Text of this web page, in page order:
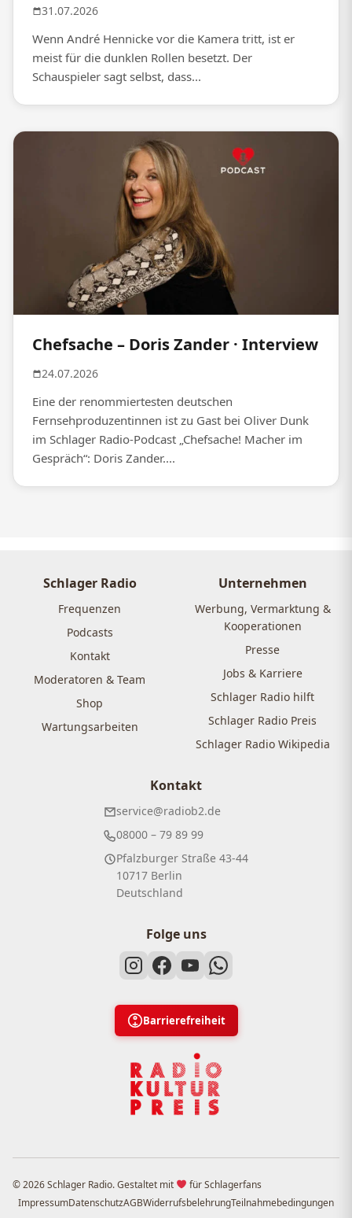
31.07.2026
Wenn André Hennicke vor die Kamera tritt, ist er
meist für die dunklen Rollen besetzt. Der
Schauspieler sagt selbst, dass...
Chefsache – Doris Zander · Interview
24.07.2026
Eine der renommiertesten deutschen
Fernsehproduzentinnen ist zu Gast bei Oliver Dunk
im Schlager Radio-Podcast „Chefsache! Macher im
Gespräch“: Doris Zander....
Schlager Radio
Frequenzen
Podcasts
Kontakt
Moderatoren & Team
Shop
Wartungsarbeiten
Unternehmen
Werbung, Vermarktung &
Kooperationen
Presse
Jobs & Karriere
Schlager Radio hilft
Schlager Radio Preis
Schlager Radio Wikipedia
Kontakt
service@radiob2.de
08000 – 79 89 99
Pfalzburger Straße 43-44
10717 Berlin
Deutschland
Folge uns
Barrierefreiheit
© 2026 Schlager Radio. Gestaltet mit
für Schlagerfans
ImpressumDatenschutzAGBWiderrufsbelehrungTeilnahmebedingungen